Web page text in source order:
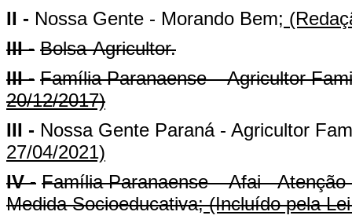
II - Nossa Gente - Morando Bem;
III - Bolsa-Agricultor.
III - Família Paranaense – Agricultor
20/12/2017)
III - Nossa Gente Paraná - Agricultor
27/04/2021)
IV - Família Paranaense – Afai -
Medida Socioeducativa;(Incluído pela